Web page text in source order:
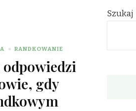
RANDKOWANIE
gdy
Szukaj